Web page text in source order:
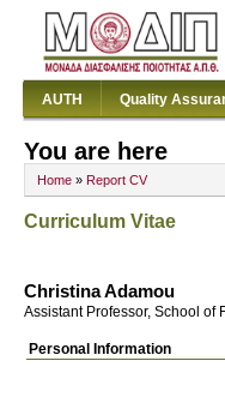
AUTH Quality
You are here
Home » Report CV
Curriculum Vitae
Christina Adamou
Assistant Professor, School of
Personal Information